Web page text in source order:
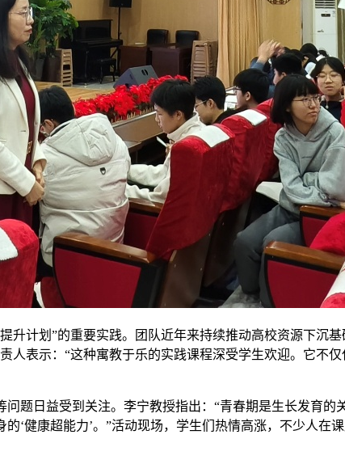
升计划”的重要实践。团队近年来持续推动高校资源下沉
人表示：“这种寓教于乐的实践课程深受学生欢迎。它不
题日益受到关注。李宁教授指出：“青春期是生长发育的
‘健康超能力’。”活动现场，学生们热情高涨，不少人在